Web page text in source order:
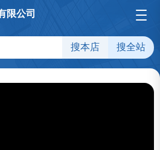
限公司
搜本店 搜全站